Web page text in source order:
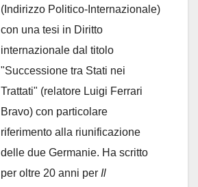
(Indirizzo Politico-Internazionale)
con una tesi in Diritto
internazionale dal titolo
"Successione tra Stati nei
Trattati" (relatore Luigi Ferrari
Bravo) con particolare
riferimento alla riunificazione
delle due Germanie. Ha scritto
per oltre 20 anni per Il